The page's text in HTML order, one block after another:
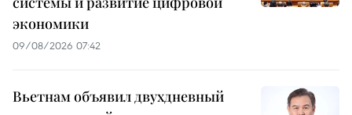
экономики
09/08/2026 07:42
Вьетнам объявил двухдневный